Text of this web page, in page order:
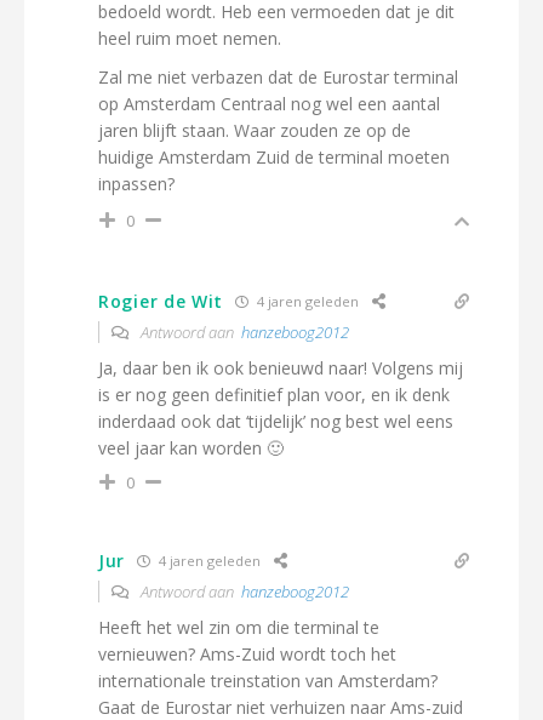
bedoeld wordt. Heb een vermoeden dat je dit
heel ruim moet nemen.
Zal me niet verbazen dat de Eurostar terminal
op Amsterdam Centraal nog wel een aantal
jaren blijft staan. Waar zouden ze op de
huidige Amsterdam Zuid de terminal moeten
inpassen?
0
Rogier de Wit 4 jaren geleden
Antwoord aan hanzeboog2012
Ja, daar ben ik ook benieuwd naar! Volgens mij
is er nog geen definitief plan voor, en ik denk
inderdaad ook dat ‘tijdelijk’ nog best wel eens
veel jaar kan worden 🙂
0
Jur 4 jaren geleden
Antwoord aan hanzeboog2012
Heeft het wel zin om die terminal te
vernieuwen? Ams-Zuid wordt toch het
internationale treinstation van Amsterdam?
Gaat de Eurostar niet verhuizen naar Ams-zuid